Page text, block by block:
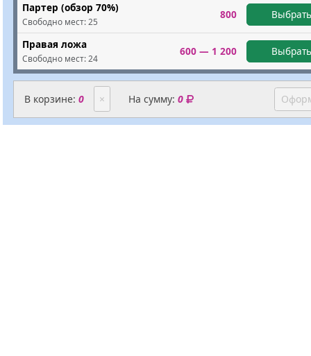
Партер (обзор 70%)
Свободно мест: 25
800
Правая ложа
Свободно мест: 24
600 — 1 200
В корзине: 0 × На сумму:0